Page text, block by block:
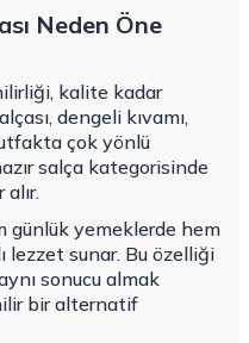
Neden Öne
kalite kadar
, dengeli kıvamı,
çok yönlü
salça kategorisinde
günlük yemeklerde hem
lezzet sunar. Bu özelliği
sonucu almak
bir alternatif